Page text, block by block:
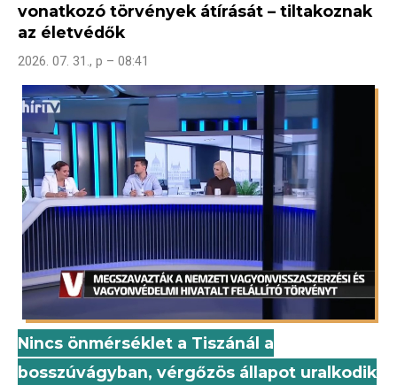
vonatkozó törvények átírását – tiltakoznak
az életvédők
2026. 07. 31., p – 08:41
Nincs önmérséklet a Tiszánál a
bosszúvágyban, vérgőzös állapot uralkodik